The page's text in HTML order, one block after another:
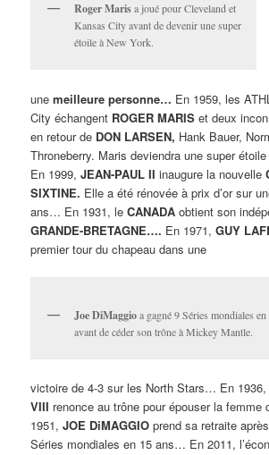
Roger Marisa joué pour Cleveland et
Kansas City avant de devenir une super
étoile à New York.
unemeilleure personne… En 1959, les
City échangent ROGER MARIS et deux
en retour de DON LARSEN, Hank Bauer,
Throneberry. Maris deviendra une super
En 1999,JEAN-PAUL II inaugure la nouvelle
SIXTINE. Elle a été rénovée à prix d’or sur
ans… En 1931, leCANADA obtient son
GRANDE-BRETAGNE…. En 1971,GUY
premier tour du chapeau dans une
Joe DiMaggioa gagné 9 Séries mondiales en
avant de céder son trône à Mickey Mantle.
victoire de 4-3 sur les North Stars… En 1936,
VIII renonce au trône pour épouser la femme
1951,JOE DiMAGGIO prend sa retraite
Séries mondiales en 15 ans… En 2011,